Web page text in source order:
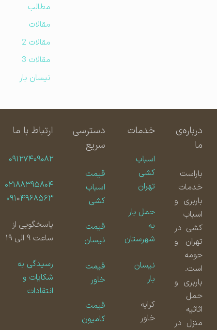
مطالب
مقالات
مقالات 2
مقالات 3
نیسان بار
درباره‌ی
باراست
خدمات
باربری و
اسباب
کشی در
تهران و
حومه
است.
باربری و
حمل
اثاثیه
منزل در
خدمات
اسباب
کشی
تهران
حمل بار
شهرستان
نیسان
دسترسی
سریع
قیمت
اسباب
کشی
قیمت
نیسان
قیمت
قیمت
کامیون
ارتباط با ما
۰۹۱۲۷۴۰۹۰۸۲
۰۲۱۸۸۳۹۵۸۰۴
۰۹۱۰۴۹۶۸۵۶۳
پاسخگویی از
ساعت ۹ الی ۱۹
رسیدگی به
شکایات و
انتقادات